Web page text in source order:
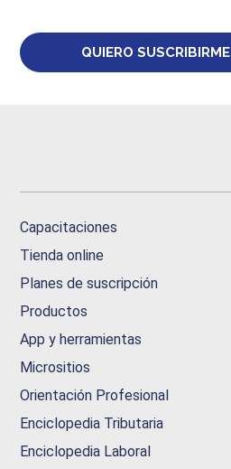
QUIERO SUSCRIBIRME
Capacitaciones
Tienda online
Planes de suscripción
Productos
App y herramientas
Micrositios
Orientación Profesional
Enciclopedia Tributaria
Enciclopedia Laboral